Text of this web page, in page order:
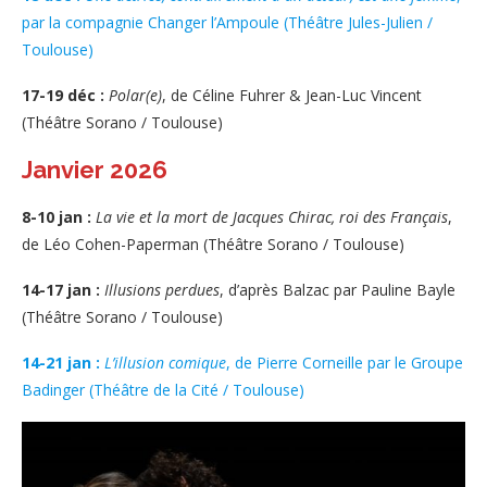
par la compagnie Changer l’Ampoule (Théâtre Jules-Julien /
Toulouse)
17-19 déc : Polar(e), de Céline Fuhrer & Jean-Luc Vincent
(Théâtre Sorano / Toulouse)
Janvier 2026
8-10 jan : La vie et la mort de Jacques Chirac, roi des Français,
de Léo Cohen-Paperman (Théâtre Sorano / Toulouse)
14-17 jan : Illusions perdues, d’après Balzac par Pauline Bayle
(Théâtre Sorano / Toulouse)
14-21 jan : L’illusion comique, de Pierre Corneille par le Groupe
Badinger (Théâtre de la Cité / Toulouse)